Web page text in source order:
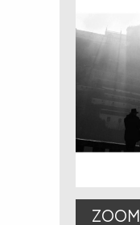
ZOOM